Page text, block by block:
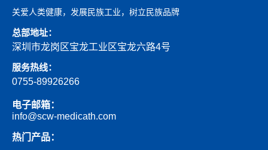
关爱人类健康，发展民族工业，树立民族品牌
总部地址：
深圳市龙岗区宝龙工业区宝龙六路4号
服务热线：
0755-89926266
电子邮箱：
info@scw-medicath.com
热门产品：